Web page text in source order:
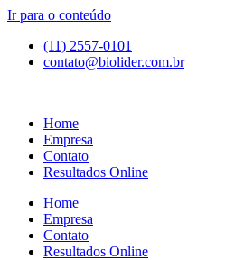
Ir para o conteúdo
(11) 2557-0101
contato@biolider.com.br
Home
Empresa
Contato
Resultados Online
Home
Empresa
Contato
Resultados Online